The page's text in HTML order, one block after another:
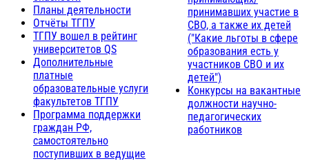
Планы деятельности
Отчёты ТГПУ
ТГПУ вошел в рейтинг
университетов QS
Дополнительные
платные
образовательные услуги
факультетов ТГПУ
Программа поддержки
граждан РФ,
самостоятельно
поступивших в ведущие
принимавших участие в
СВО, а также их детей
("Какие льготы в сфере
образования есть у
участников СВО и их
детей")
Конкурсы на вакантные
должности научно-
педагогических
работников